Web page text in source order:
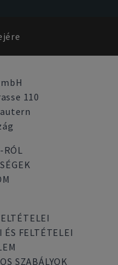
110
RÓL
ÉS FELTÉTELEI
SZABÁLYOK